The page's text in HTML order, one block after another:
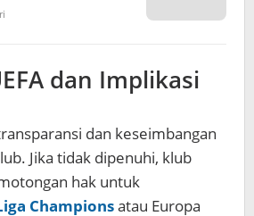
dan Implikasi
dan keseimbangan
Jika tidak dipenuhi, klub
hak untuk
Championsatau Europa